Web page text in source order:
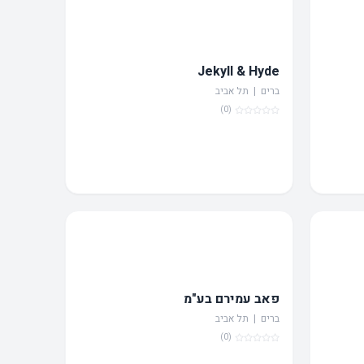
Jekyll & Hyde
ברים | תל אביב
(0)
פאב עמירם בע"מ
ברים | תל אביב
(0)